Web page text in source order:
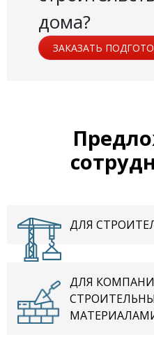
дома?
ЗАКАЗАТЬ
ДЛЯ
ДЛЯ